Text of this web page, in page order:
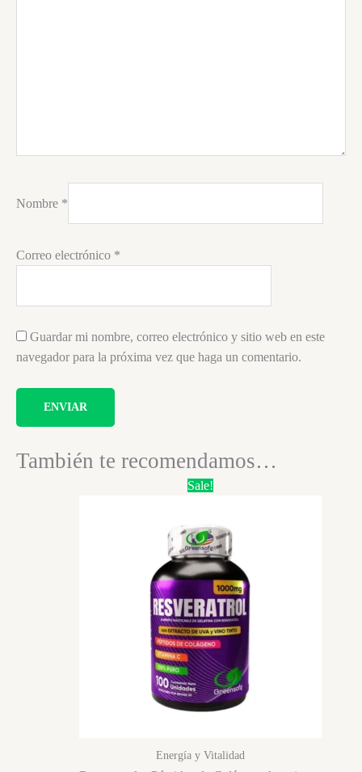
Nombre *
Correo electrónico *
Guardar mi nombre, correo electrónico y sitio web en este
navegador para la próxima vez que haga un comentario.
También te recomendamos…
Sale!
Energía y Vitalidad